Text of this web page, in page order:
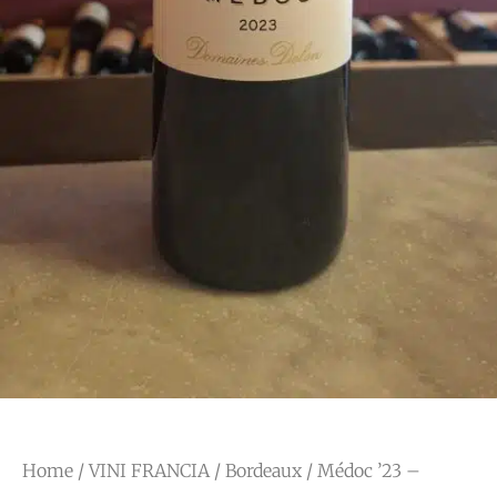
Home /VINI FRANCIA / Bordeaux / Médoc ’23 –